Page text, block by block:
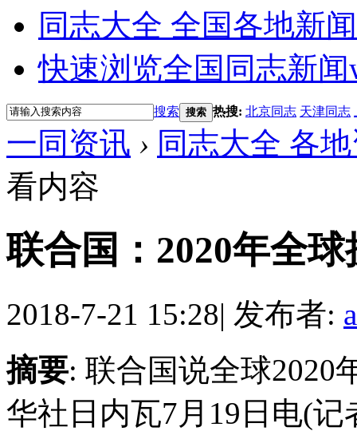
同志大全 全国各地新闻
快速浏览全国同志新闻
搜索 搜索 热搜: 北京同志 天津同志
一同资讯 › 同志大全 各
看内容
联合国：2020年全
2018-7-21 15:28| 发布者:
摘要: 联合国说全球
华社日内瓦7月19日电(